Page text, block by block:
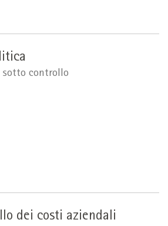
sotto controllo
dei costi aziendali